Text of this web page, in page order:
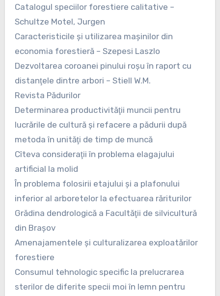
Catalogul speciilor forestiere calitative –
Schultze Motel, Jurgen
Caracteristicile şi utilizarea maşinilor din
economia forestieră – Szepesi Laszlo
Dezvoltarea coroanei pinului roşu în raport cu
distanţele dintre arbori – Stiell W.M.
Revista Pădurilor
Determinarea productivităţii muncii pentru
lucrările de cultură şi refacere a pădurii după
metoda în unităţi de timp de muncă
Cîteva consideraţii în problema elagajului
artificial la molid
În problema folosirii etajului şi a plafonului
inferior al arboretelor la efectuarea răriturilor
Grădina dendrologică a Facultăţii de silvicultură
din Braşov
Amenajamentele şi culturalizarea exploatărilor
forestiere
Consumul tehnologic specific la prelucrarea
sterilor de diferite specii moi în lemn pentru